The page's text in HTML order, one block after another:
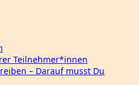
Teilnehmer*innen
– Darauf musst Du